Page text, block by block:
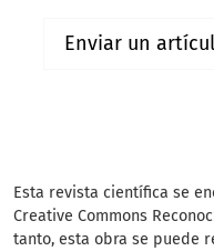
Enviar un
Esta revista científica se
Creative Commons
tanto, esta obra se puede